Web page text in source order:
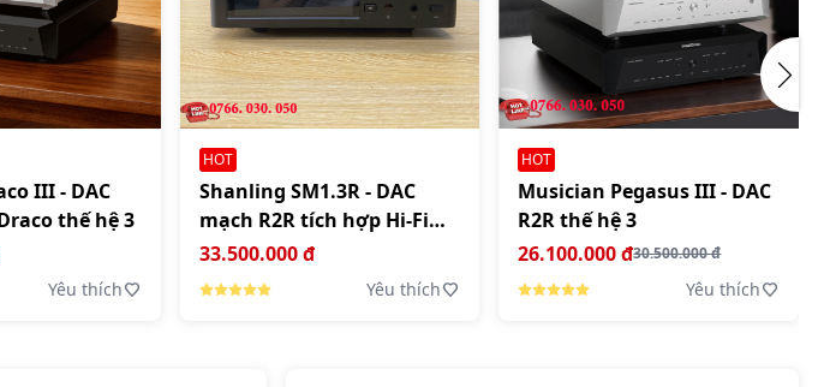
III - DAC
thế hệ 3
Yêu thích
HOT
Shanling SM1.3R - DAC
mạch R2R tích hợp Hi-Fi
Streamer
33.500.000 đ
Yêu thích
HOT
Musician Pegasus III - DAC
R2R thế hệ 3
26.100.000 đ30.500.000 đ
Yêu thích